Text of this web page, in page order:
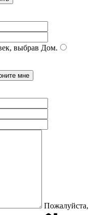
выбрав Дом.
Пожалуйста,